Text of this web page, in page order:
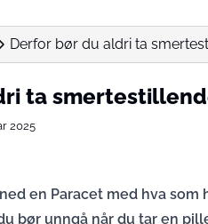
Derfor bør du aldri ta
ta
2025
en Paracet med hva som
bør unngå når du tar en